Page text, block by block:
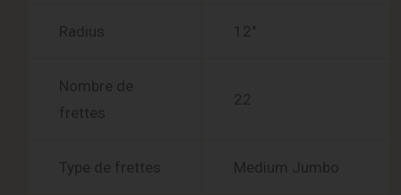
Radius 12″
Nombre de
frettes
22
Type de frettes Medium Jumbo